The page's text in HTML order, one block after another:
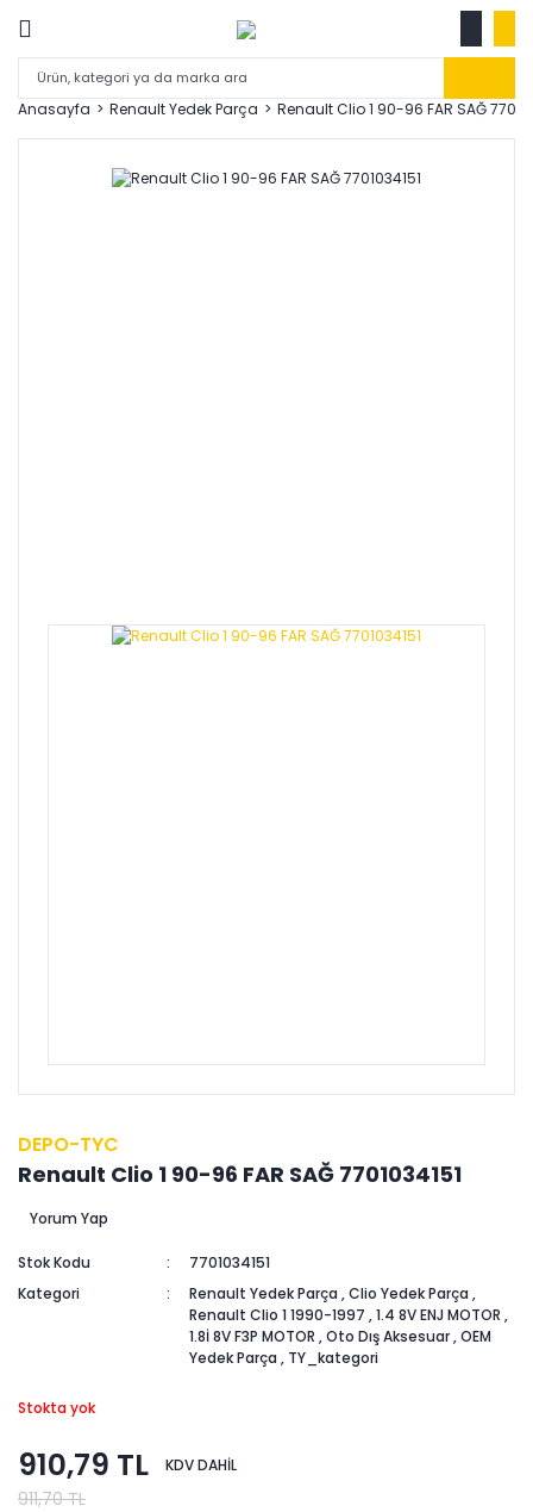
Anasayfa Renault Yedek Parça Renault Clio 1 90-96 FAR SAĞ
DEPO-TYC
Renault Clio 1 90-96 FAR SAĞ 7701034151
Yorum Yap
Stok Kodu
7701034151
Kategori
Renault Yedek Parça ,Clio Yedek Parça ,
Renault Clio 1 1990-1997 ,1.4 8V ENJ MOTOR ,
1.8İ 8V F3P MOTOR ,Oto Dış Aksesuar,OEM
Yedek Parça , TY_kategori
Stokta yok
910,79 TL KDV DAHİL
911,70 TL